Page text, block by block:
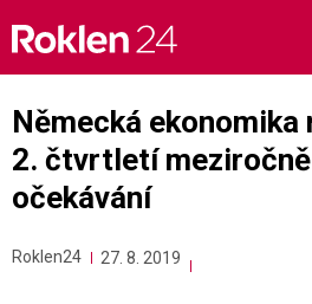
content
Německá ekonomika
2. čtvrtletí meziročně
očekávání
Roklen24 27. 8. 2019